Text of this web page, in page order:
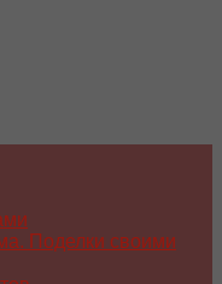
Поделки своими